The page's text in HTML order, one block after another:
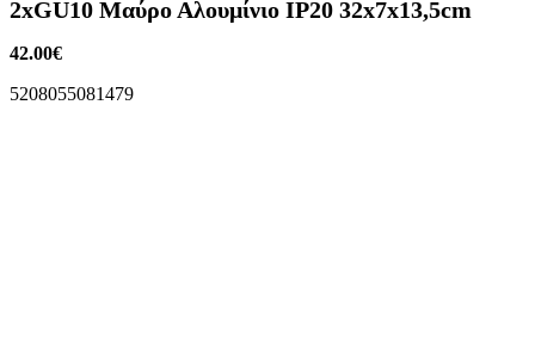
2xGU10 Μαύρο Αλουμίνιο IP20 32x7x13,5cm
42.00€
5208055081479